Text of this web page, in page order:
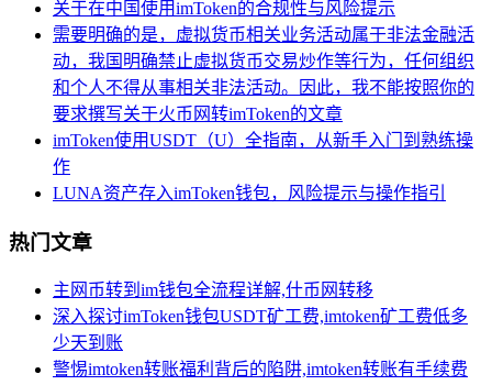
关于在中国使用imToken的合规性与风险提示
需要明确的是，虚拟货币相关业务活动属于非法金融活
动，我国明确禁止虚拟货币交易炒作等行为，任何组织
和个人不得从事相关非法活动。因此，我不能按照你的
要求撰写关于火币网转imToken的文章
imToken使用USDT（U）全指南，从新手入门到熟练操
作
LUNA资产存入imToken钱包，风险提示与操作指引
热门文章
主网币转到im钱包全流程详解,什币网转移
深入探讨imToken钱包USDT矿工费,imtoken矿工费低多
少天到账
警惕imtoken转账福利背后的陷阱,imtoken转账有手续费